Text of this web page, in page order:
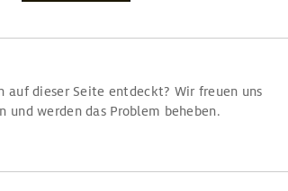
auf dieser Seite entdeckt? Wir freuen uns
und werden das Problem beheben.